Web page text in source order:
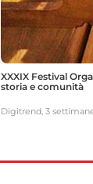
XXXIX Festival
storia e comunità
Digitrend, 3